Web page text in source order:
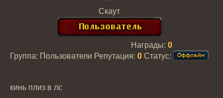
Скаут
Группа: Пользователи
Награды: 0
Репутация: 0 Статус:
кинь плиз в лс